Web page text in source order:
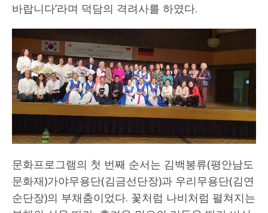
바랍니다’라며 덕담의 격려사를 하였다.
문화프로그램의 첫 번째 순서는 김백봉류(평안남도
문화재)가야무용단(김금선단장)과 우리무용단(김연
순단장)의 부채춤이었다. 꽃처럼 나비처럼 펼쳐지는